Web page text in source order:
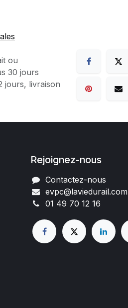
ou
30 jours
jours, livraison
Rejoignez-nous
Contactez-nous
evpc@laviedurail.com
01 49 70 12 16